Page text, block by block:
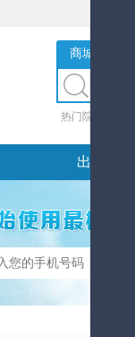
商城服务
热门院校
出国留学